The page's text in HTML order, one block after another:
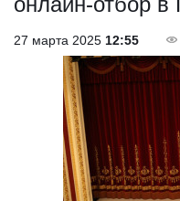
27 марта 2025 12:55